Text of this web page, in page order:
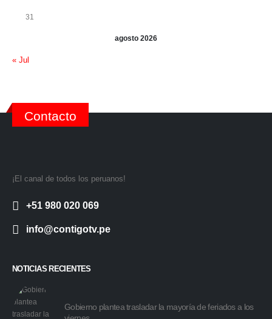
agosto 2026
31
« Jul
Contacto
¡El canal de todos los peruanos!
+51 980 020 069
info@contigotv.pe
NOTICIAS RECIENTES
Gobierno plantea trasladar la mayoría de feriados a los